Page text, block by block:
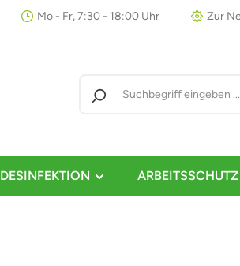
Mo - Fr, 7:30 - 18:00 Uhr Zur
DESINFEKTION ARBEITSSCHUTZ